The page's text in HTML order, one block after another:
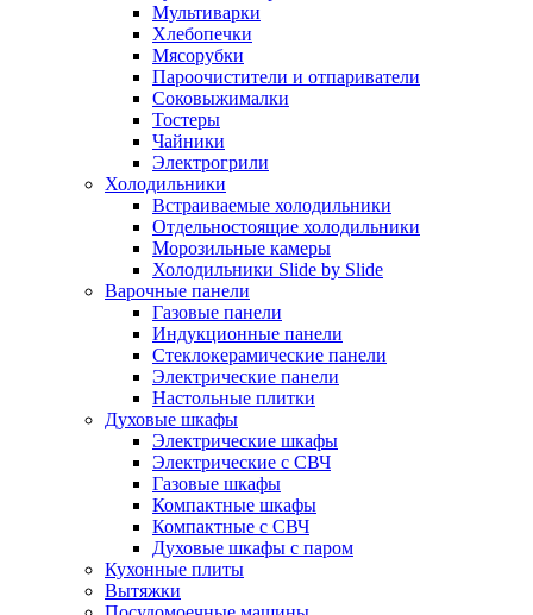
Мультиварки
Хлебопечки
Мясорубки
Пароочистители и отпариватели
Соковыжималки
Тостеры
Чайники
Электрогрили
Холодильники
Встраиваемые холодильники
Отдельностоящие холодильники
Морозильные камеры
Холодильники Slide by Slide
Варочные панели
Газовые панели
Индукционные панели
Стеклокерамические панели
Электрические панели
Настольные плитки
Духовые шкафы
Электрические шкафы
Электрические с СВЧ
Газовые шкафы
Компактные шкафы
Компактные с СВЧ
Духовые шкафы с паром
Кухонные плиты
Вытяжки